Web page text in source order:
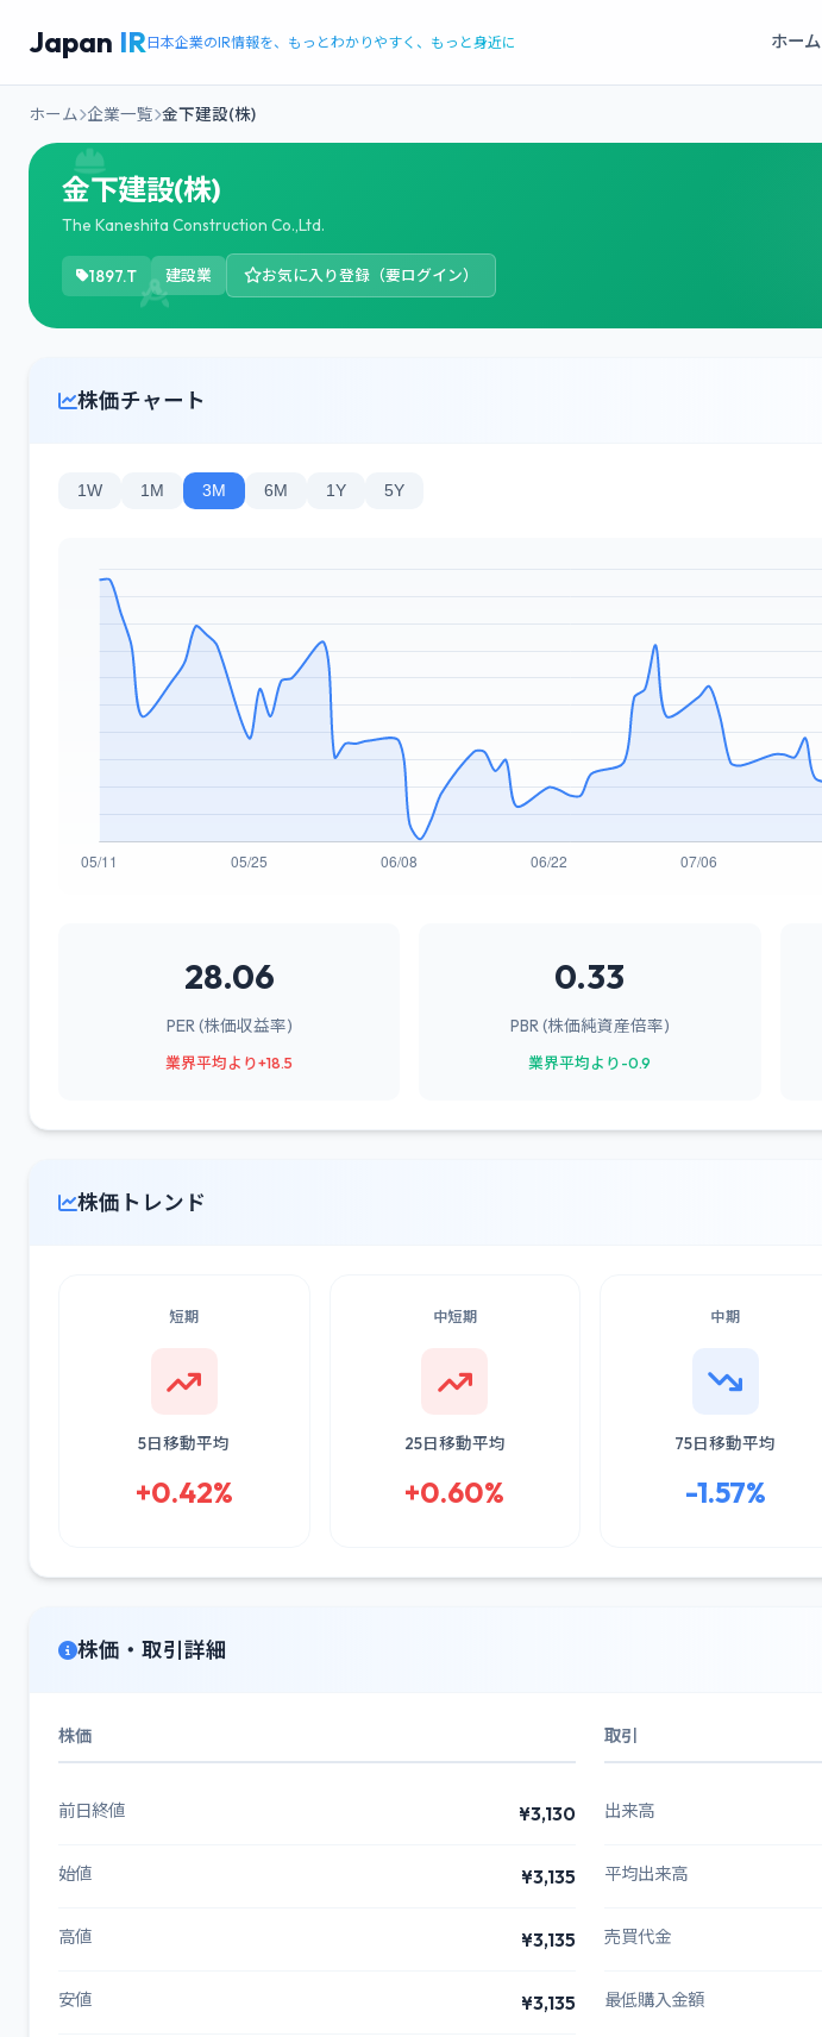
Japan IR日本企業のIR情報を、もっとわかりやすく、もっと身近に ホーム
ホーム 企業一覧 金下建設(株)
金下建設(株)
The Kaneshita Construction Co.,Ltd.
1897.T 建設業 お気に入り登録（要ログイン）
株価チャート
1W 1M 3M 6M 1Y 5Y
28.06
PER (株価収益率)
業界平均より+18.5
0.33
PBR (株価純資産倍率)
業界平均より-0.9
株価トレンド
短期
5日移動平均
+0.42%
中短期
25日移動平均
+0.60%
中期
75日移動平均
-1.57%
株価・取引詳細
株価
前日終値 ¥3,130
始値 ¥3,135
高値 ¥3,135
安値 ¥3,135
取引
出来高
平均出来高
売買代金
最低購入金額